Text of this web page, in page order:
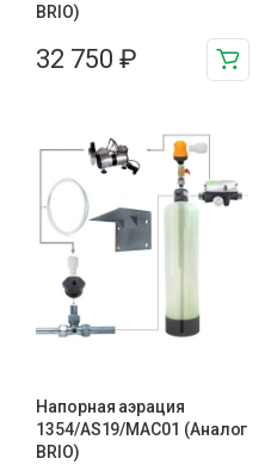
BRIO)
32 750 ₽
Напорная аэрация
1354/AS19/MAC01 (Аналог
BRIO)